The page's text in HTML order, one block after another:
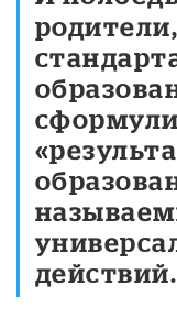
действий.